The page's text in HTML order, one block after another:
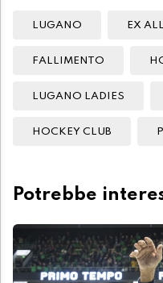
LUGANO EX
FALLIMENTO
LUGANO LADIES
HOCKEY CLUB
Potrebbe